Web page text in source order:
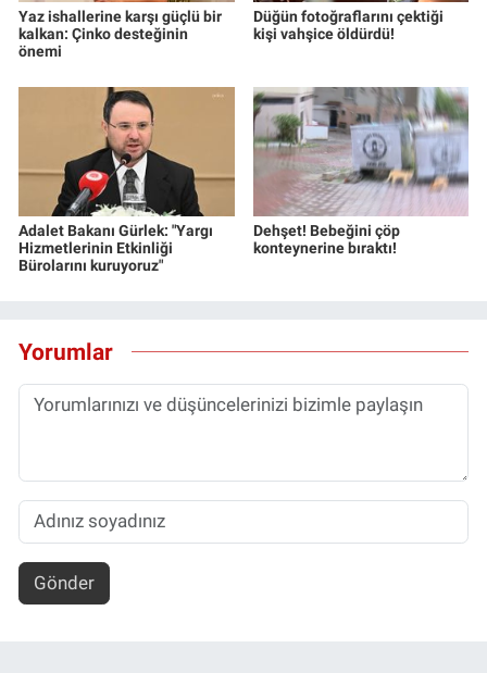
Yaz ishallerine karşı güçlü bir
kalkan: Çinko desteğinin
önemi
Düğün fotoğraflarını çektiği
kişi vahşice öldürdü!
Adalet Bakanı Gürlek: "Yargı
Hizmetlerinin Etkinliği
Bürolarını kuruyoruz"
Dehşet! Bebeğini çöp
konteynerine bıraktı!
Yorumlar
Gönder